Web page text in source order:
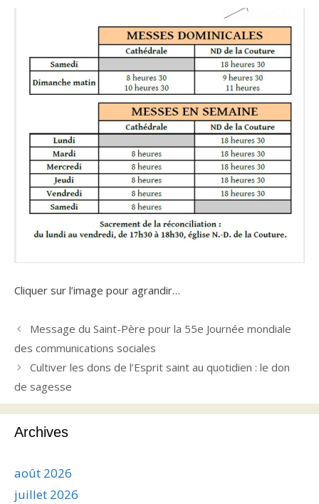
Cliquer sur l’image pour agrandir…
Message du Saint-Père pour la 55e Journée mondiale
des communications sociales
Cultiver les dons de l’Esprit saint au quotidien : le don
de sagesse
Archives
août 2026
juillet 2026